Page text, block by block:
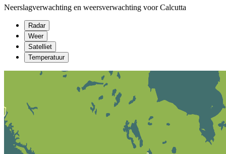
Neerslagverwachting en weersverwachting voor Calcutta
Radar
Weer
Satelliet
Temperatuur